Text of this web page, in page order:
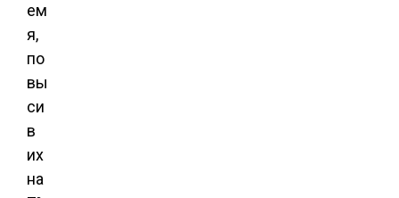
ем
я,
по
вы
си
в
их
на